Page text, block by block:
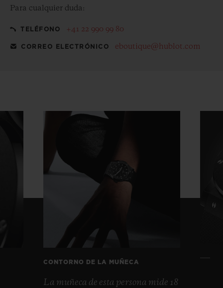
Para cualquier duda:
TELÉFONO +41 22 990 99 80
CORREO ELECTRÓNICO eboutique@hublot.com
CONTORNO DE LA MUÑECA
La muñeca de esta persona mide 18